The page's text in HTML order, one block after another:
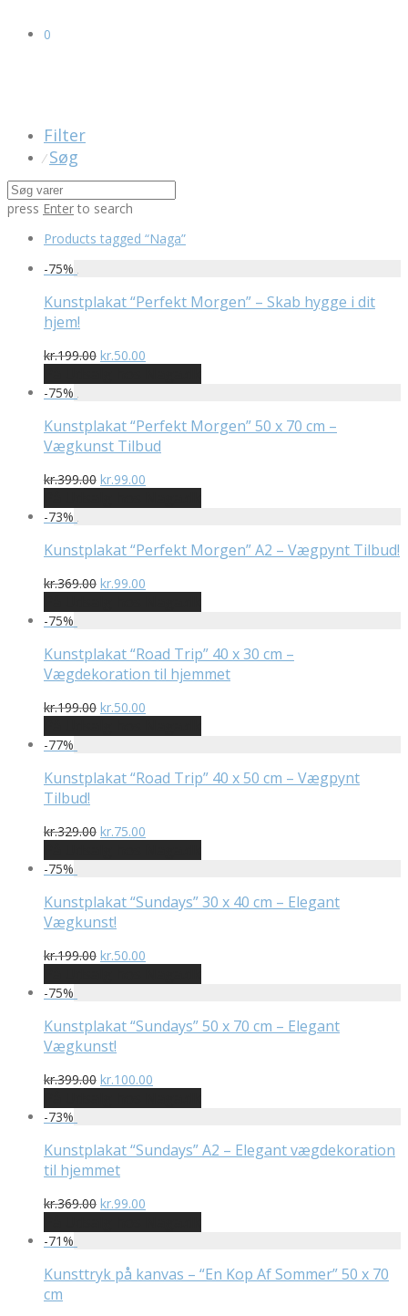
0
Filter
⁄ Søg
press Enter to search
Products tagged “Naga”
-75%
Kunstplakat “Perfekt Morgen” – Skab hygge i dit
hjem!
kr.199.00 Den
pris
kr.199.00.
kr.50.00
pris
kr.50.00.
-75%
Kunstplakat “Perfekt Morgen” 50 x 70 cm –
Vægkunst Tilbud
kr.399.00 Den
pris
kr.399.00.
kr.99.00
pris
kr.99.00.
-73%
Kunstplakat “Perfekt Morgen” A2 – Vægpynt Tilbud!
kr.369.00 Den
pris
kr.369.00.
kr.99.00
pris
kr.99.00.
-75%
Kunstplakat “Road Trip” 40 x 30 cm –
Vægdekoration til hjemmet
kr.199.00 Den
pris
kr.199.00.
kr.50.00
pris
kr.50.00.
-77%
Kunstplakat “Road Trip” 40 x 50 cm – Vægpynt
Tilbud!
kr.329.00 Den
pris
kr.329.00.
kr.75.00
pris
kr.75.00.
-75%
Kunstplakat “Sundays” 30 x 40 cm – Elegant
Vægkunst!
kr.199.00 Den
pris
kr.199.00.
kr.50.00
pris
kr.50.00.
-75%
Kunstplakat “Sundays” 50 x 70 cm – Elegant
Vægkunst!
kr.399.00 Den
pris
kr.399.00.
kr.100.00
pris
kr.100.00.
-73%
Kunstplakat “Sundays” A2 – Elegant vægdekoration
til hjemmet
kr.369.00 Den
pris
kr.369.00.
kr.99.00
pris
kr.99.00.
-71%
Kunsttryk på kanvas – “En Kop Af Sommer” 50 x 70
cm